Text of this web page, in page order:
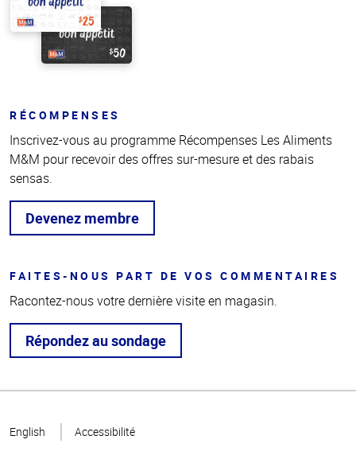
RÉCOMPENSES
Inscrivez-vous au programme Récompenses Les Aliments
M&M pour recevoir des offres sur-mesure et des rabais
sensas.
Devenez membre
FAITES-NOUS PART DE VOS COMMENTAIRES
Racontez-nous votre dernière visite en magasin.
Répondez au sondage
page
English Accessibilité